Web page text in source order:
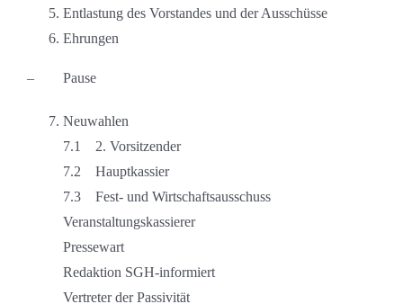
Entlastung des Vorstandes und der Ausschüsse
Ehrungen
– Pause
Neuwahlen
7.1 2. Vorsitzender
7.2 Hauptkassier
7.3 Fest- und Wirtschaftsausschuss
Veranstaltungskassierer
Pressewart
Redaktion SGH-informiert
Vertreter der Passivität